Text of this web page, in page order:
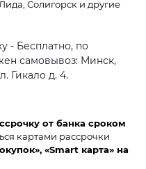
Солигорск и другие
- Бесплатно, по
самовывоз: Минск,
Гикало д. 4.
от банка сроком
картами рассрочки
«Smart карта» на